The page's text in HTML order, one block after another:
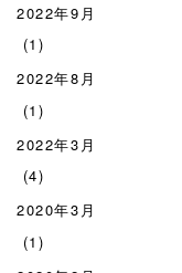
2022年9月
(1)
2022年8月
(1)
2022年3月
(4)
2020年3月
(1)